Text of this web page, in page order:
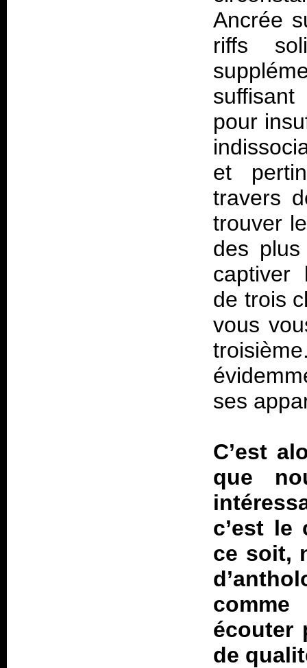
Ancrée
riffs
pour
et
travers
trouver
des
captiver
de trois
vous
ses
C’est
que
c’est le
ce soit,
écouter
de